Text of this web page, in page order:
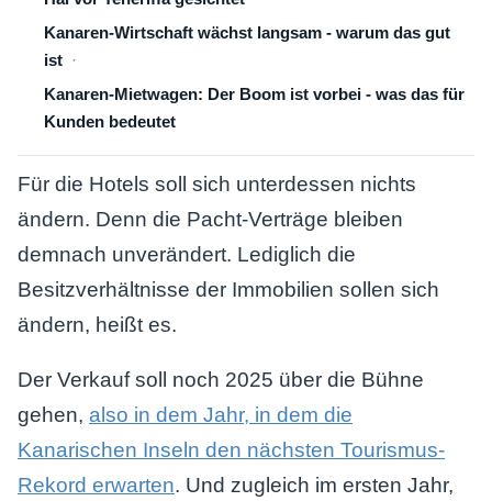
Kanaren-Wirtschaft wächst langsam - warum das gut
ist
Kanaren-Mietwagen: Der Boom ist vorbei - was das für
Kunden bedeutet
Für die Hotels soll sich unterdessen nichts
ändern. Denn die Pacht-Verträge bleiben
demnach unverändert. Lediglich die
Besitzverhältnisse der Immobilien sollen sich
ändern, heißt es.
Der Verkauf soll noch 2025 über die Bühne
gehen, also in dem Jahr, in dem die
Kanarischen Inseln den nächsten Tourismus-
Rekord erwarten. Und zugleich im ersten Jahr,